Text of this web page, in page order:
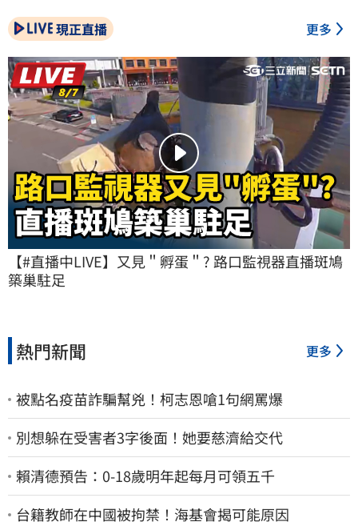
現正直播 更多
【#直播中LIVE】又見＂孵蛋＂? 路口監視器直播斑鳩
築巢駐足
熱門新聞 更多
被點名疫苗詐騙幫兇！柯志恩嗆1句網罵爆
別想躲在受害者3字後面！她要慈濟給交代
賴清德預告：0-18歲明年起每月可領五千
台籍教師在中國被拘禁！海基會揭可能原因